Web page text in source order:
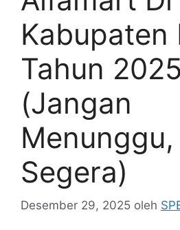
Kabupaten
Tahun 2025
(Jangan
Segera)
Desember 29, 2025 oleh